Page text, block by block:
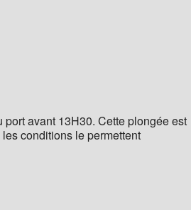
avant 13H30. Cette plongée est
conditions le permettent